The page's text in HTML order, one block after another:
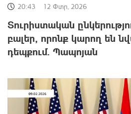
20:43 12 Փտր, 2026
Տուրիստական
բալեր, որոնք կարող են
դեպքում. Պապոյան